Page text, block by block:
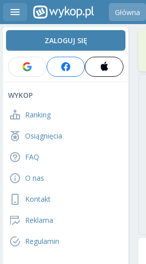
Główna
ZALOGUJ SIĘ
WYKOP
Ranking
Osiągnięcia
FAQ
O nas
Kontakt
Reklama
Regulamin